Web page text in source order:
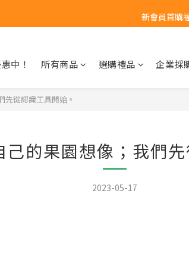
新會員首購
新會員首購
新會員首購
中！ 所有商品 選購禮品 企業採
先從認識工具開始。
的果園想像；我們
2023-05-17